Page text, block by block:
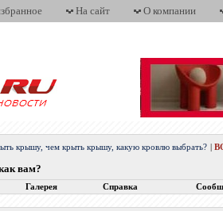
На сайт О компании
крышу, чем крыть крышу, какую кровлю выбрать?
вам?
Галерея Справка